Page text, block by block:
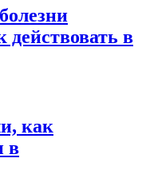
действовать в
как
в